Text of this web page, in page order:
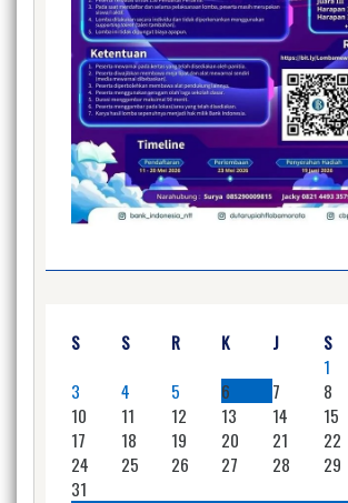
S S R K J S
1
3
4 5 6 7 8
10
11 12 13 14 15
17
18 19 20 21 22
24
25 26 27 28 29
31